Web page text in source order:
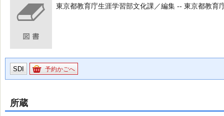
東京都教育庁生涯学習部文化課／編集 -- 東京都教
SDI 予約かごへ
所蔵